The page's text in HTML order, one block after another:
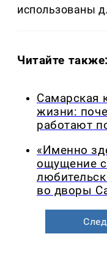
использованы
Читайте также:
Самарская
жизни:
работают
«Именно
ощущение
во дворы